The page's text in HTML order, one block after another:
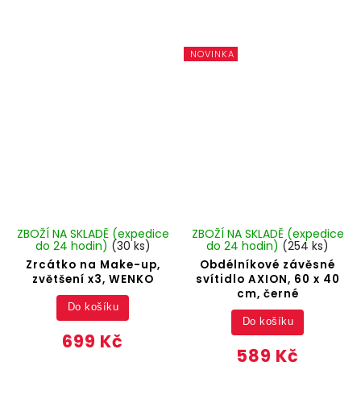
Zrcátko na Make-up,
zvětšení x3, WENKO
ZBOŽÍ NA SKLADĚ (expedice
do 24 hodin) (30 ks)
699 Kč
Do košíku
NOVINKA
Obdélníkové závěsné
svítidlo AXION, 60 x 40
cm, černé
ZBOŽÍ NA SKLADĚ (expedice
do 24 hodin) (254 ks)
589 Kč
Do košíku